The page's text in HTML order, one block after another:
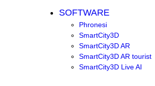
SOFTWARE
Phronesi
SmartCity3D
SmartCity3D AR
SmartCity3D AR tourist
SmartCity3D Live AI